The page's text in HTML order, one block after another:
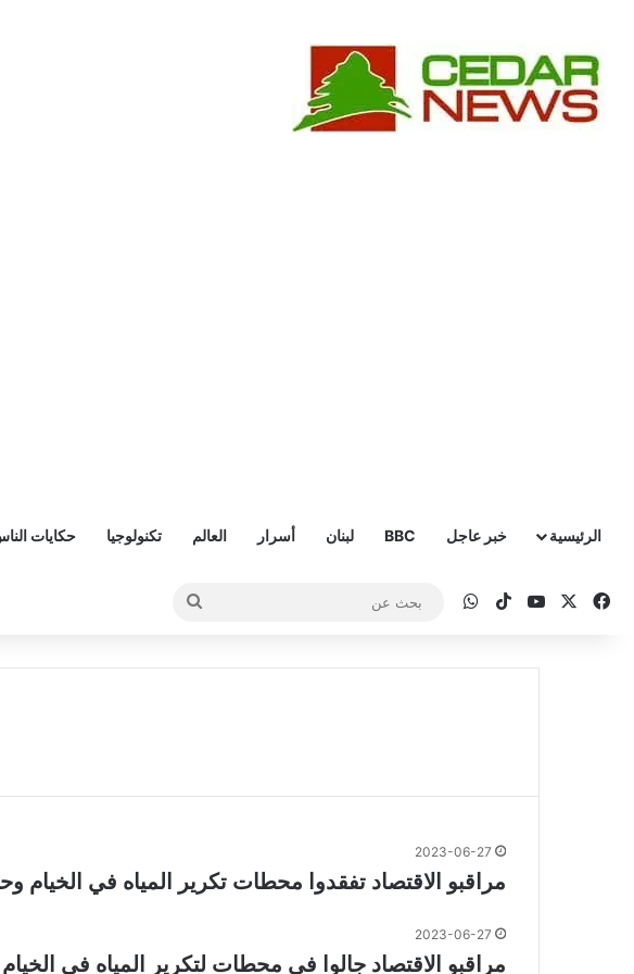
الرئيسية خبر عاجل BBC لبنان أسرار العالم تكنولوجيا حكايات
فيسبوك ‫YouTube
‫TikTokواتساب
بحث
2023-06-27
مراقبو الاقتصاد تفقدوا محطات تكرير المياه في
2023-06-27
مراقبو الاقتصاد جالوا في محطات لتكرير المياه في